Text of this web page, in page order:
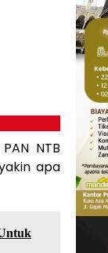
NTB
apa